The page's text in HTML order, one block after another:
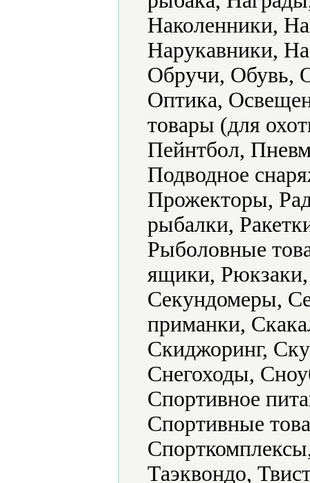
Наколенники,
Нарукавники,
Обручи, Обувь,
Оптика,
товары (для
Пейнтбол,
Подводное
Прожекторы,
рыбалки,
Рыболовные
ящики,
Секундомеры,
приманки,
Скиджоринг,
Снегоходы,
Спортивное
Спортивные
Таэквондо,